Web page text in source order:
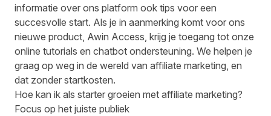
informatie over ons platform ook tips voor een
succesvolle start. Als je in aanmerking komt voor ons
nieuwe product, Awin Access, krijg je toegang tot onze
online tutorials en chatbot ondersteuning. We helpen je
graag op weg in de wereld van affiliate marketing, en
dat zonder startkosten.
Hoe kan ik als starter groeien met affiliate marketing?
Focus op het juiste publiek